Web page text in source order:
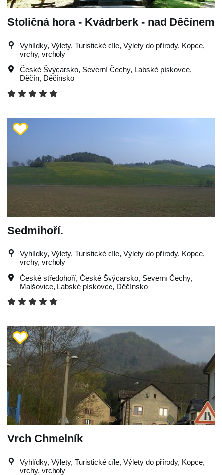
Stoličná hora - Kvádrberk - nad Děčínem
Vyhlídky, Výlety, Turistické cíle, Výlety do přírody, Kopce,
vrchy, vrcholy
České Švýcarsko, Severní Čechy, Labské pískovce,
Děčín, Děčínsko
Sedmihoří.
Vyhlídky, Výlety, Turistické cíle, Výlety do přírody, Kopce,
vrchy, vrcholy
České středohoří, České Švýcarsko, Severní Čechy,
Malšovice, Labské pískovce, Děčínsko
Vrch Chmelník
Vyhlídky, Výlety, Turistické cíle, Výlety do přírody, Kopce,
vrchy, vrcholy